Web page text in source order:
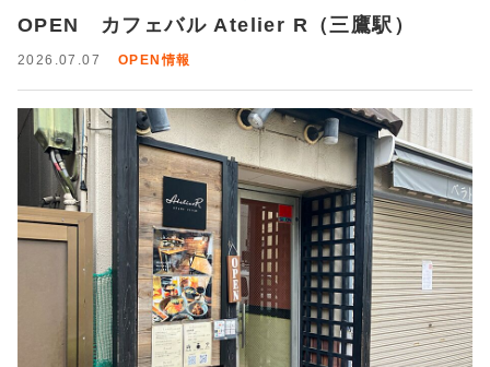
OPEN　カフェバル Atelier R（三鷹駅）
2026.07.07 OPEN情報